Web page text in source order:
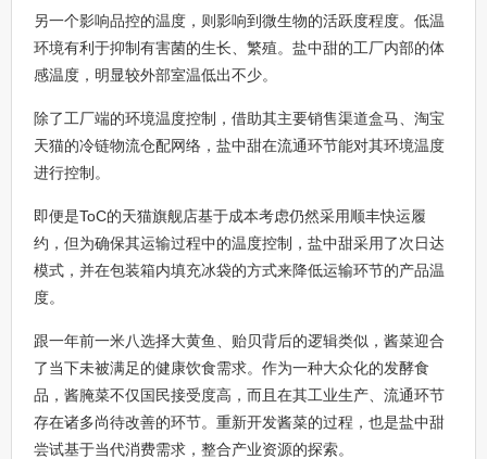
另一个影响品控的温度，则影响到微生物的活跃度程度。低温
环境有利于抑制有害菌的生长、繁殖。盐中甜的工厂内部的体
感温度，明显较外部室温低出不少。
除了工厂端的环境温度控制，借助其主要销售渠道盒马、淘宝
天猫的冷链物流仓配网络，盐中甜在流通环节能对其环境温度
进行控制。
即便是ToC的天猫旗舰店基于成本考虑仍然采用顺丰快运履
约，但为确保其运输过程中的温度控制，盐中甜采用了次日达
模式，并在包装箱内填充冰袋的方式来降低运输环节的产品温
度。
跟一年前一米八选择大黄鱼、贻贝背后的逻辑类似，酱菜迎合
了当下未被满足的健康饮食需求。作为一种大众化的发酵食
品，酱腌菜不仅国民接受度高，而且在其工业生产、流通环节
存在诸多尚待改善的环节。重新开发酱菜的过程，也是盐中甜
尝试基于当代消费需求，整合产业资源的探索。